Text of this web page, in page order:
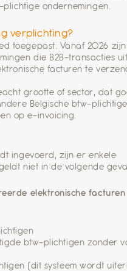
ondernemingen.
verplichting?
toegepast. Vanaf 2026
die B2B-transacties
facturen te
grootte of sector, dat
Belgische btw-plichtige
op e-invoicing.
ingevoerd, zijn er enkele
niet in de volgende
elektronische
btw-plichtigen zonder
(dit systeem wordt